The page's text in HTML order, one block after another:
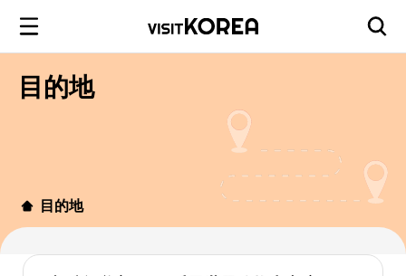
目的地
目的地